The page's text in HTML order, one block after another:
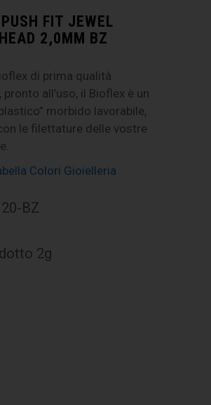
FIT JEWEL
2,0MM BZ
di prima qualità
all’uso, il Bioflex è un
morbido lavorabile,
le filettature delle vostre
Colori Gioielleria
BZ
2g